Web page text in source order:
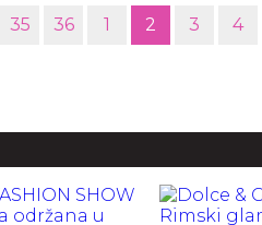
35 36 1 2 3 4